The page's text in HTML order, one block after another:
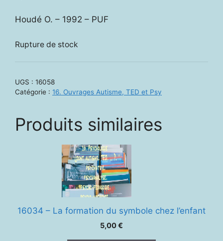
Houdé O. – 1992 – PUF
Rupture de stock
UGS : 16058
Catégorie : 16. Ouvrages Autisme, TED et Psy
Produits similaires
16034 – La formation du symbole chez l’enfant
5,00€